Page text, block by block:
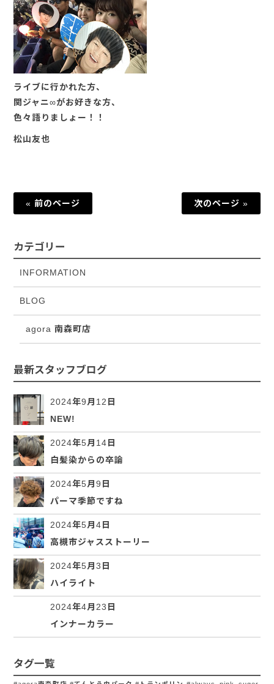
ライブに行かれた方、
関ジャニ∞がお好きな方、
色々語りましょー！！
松山友也
« 前のページ 次のページ »
カテゴリー
INFORMATION
BLOG
agora 南森町店
最新スタッフブログ
2024年9月12日
NEW!
2024年5月14日
白髪染からの卒論
2024年5月9日
パーマ季節ですね
2024年5月4日
高槻市ジャスストーリー
2024年5月3日
ハイライト
2024年4月23日
インナーカラー
タグ一覧